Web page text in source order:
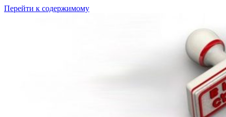
Перейти к содержимому